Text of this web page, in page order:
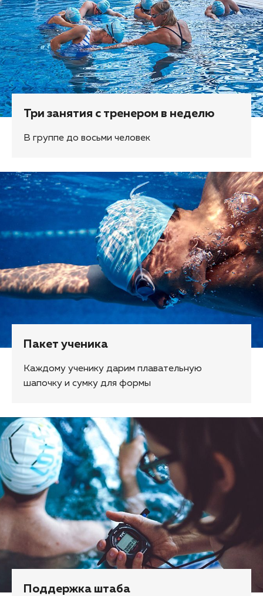
Три занятия с тренером в неделю
В группе до восьми человек
Пакет ученика
Каждому ученику дарим плавательную
шапочку и сумку для формы
Поддержка штаба